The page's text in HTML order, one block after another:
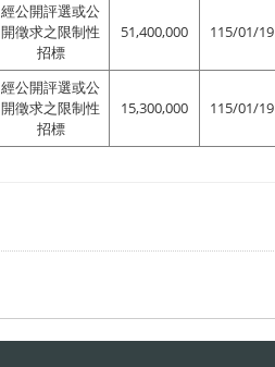
經公開評選或公
開徵求之限制性
招標
51,400,000 115/01/19
經公開評選或公
開徵求之限制性
招標
15,300,000 115/01/19